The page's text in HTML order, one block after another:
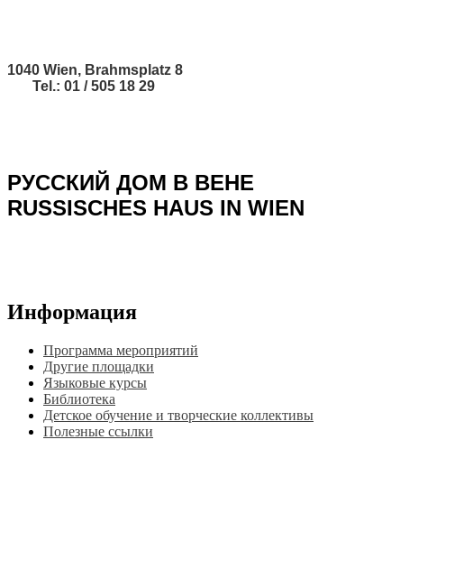
1040 Wien, Brahmsplatz 8
Tel.: 01 / 505 18 29
РУССКИЙ ДОМ В ВЕНЕ
RUSSISCHES HAUS IN WIEN
Информация
Программа мероприятий
Другие площадки
Языковые курсы
Библиотека
Детское обучение и творческие коллективы
Полезные ссылки